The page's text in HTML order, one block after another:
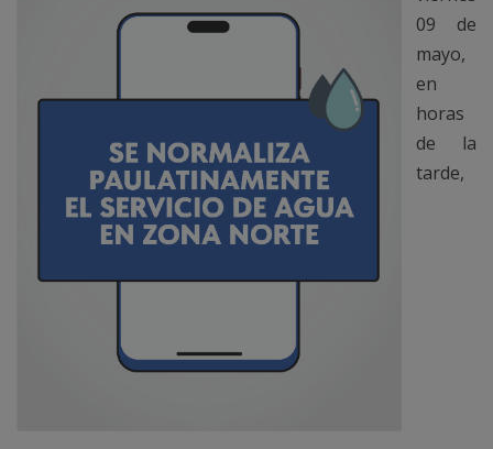
09 de
mayo,
en
horas
de la
tarde,